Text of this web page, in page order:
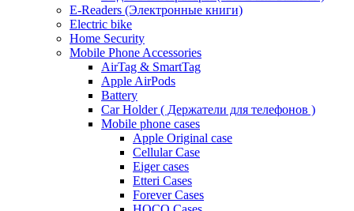
E-Readers (Электронные книги)
Electric bike
Home Security
Mobile Phone Accessories
AirTag & SmartTag
Apple AirPods
Battery
Car Holder ( Держатели для телефонов )
Mobile phone cases
Apple Original case
Cellular Case
Eiger cases
Etteri Cases
Forever Cases